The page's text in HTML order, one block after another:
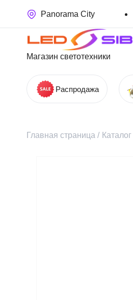
Panorama City
Магазин светотехники
Распродажа
Главная страница / Каталог